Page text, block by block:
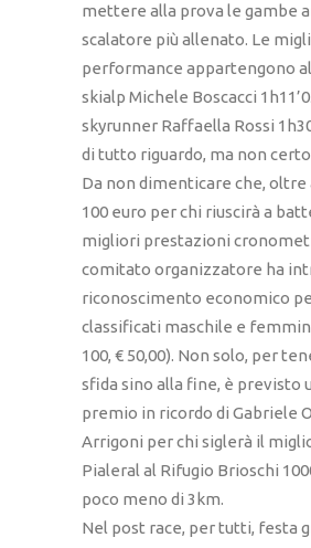
mettere alla prova le gambe
scalatore più allenato. Le
performance appartengono
skialp Michele Boscacci
skyrunner Raffaella Rossi
di tutto riguardo, ma non
Da non dimenticare che, oltre
100 euro per chi riuscirà a
migliori prestazioni
comitato organizzatore ha
riconoscimento economico
classificati maschile e
100, € 50,00). Non solo, per
sfida sino alla fine, è previsto
premio in ricordo di Gabriele
Arrigoni per chi siglerà il
Pialeral al Rifugio Brioschi
poco meno di 3km.
Nel post race, per tutti, festa